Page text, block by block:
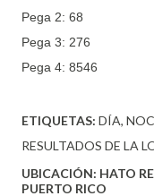
Pega 2: 68
Pega 3: 276
Pega 4: 8546
ETIQUETAS: DÍA
RESULTADOS DE LA
UBICACIÓN: HATO
PUERTO RICO